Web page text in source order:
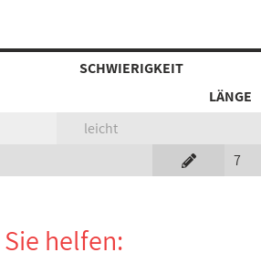
SCHWIERIGKEIT
LÄNGE
leicht
7
helfen: